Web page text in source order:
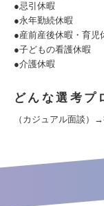
●忌引休暇
●永年勤続休暇
●産前産後休暇・育児
●子どもの看護休暇
●介護休暇
どんな選考プ
（カジュアル面談